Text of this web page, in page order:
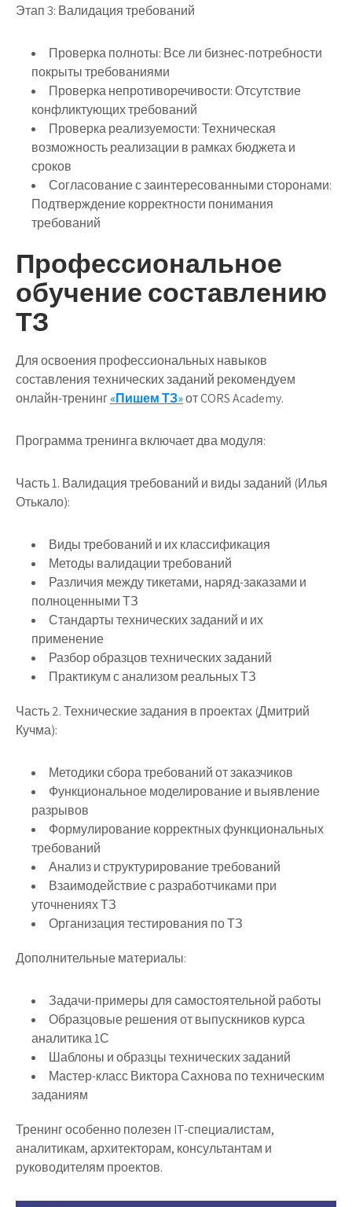
Этап 3: Валидация требований
Проверка полноты: Все ли бизнес-потребности
покрыты требованиями
Проверка непротиворечивости: Отсутствие
конфликтующих требований
Проверка реализуемости: Техническая
возможность реализации в рамках бюджета и
сроков
Согласование с заинтересованными сторонами:
Подтверждение корректности понимания
требований
Профессиональное
обучение составлению
ТЗ
Для освоения профессиональных навыков
составления технических заданий рекомендуем
онлайн-тренинг«Пишем ТЗ»от CORS Academy.
Программа тренинга включает два модуля:
Часть 1. Валидация требований и виды заданий (Илья
Отькало):
Виды требований и их классификация
Методы валидации требований
Различия между тикетами, наряд-заказами и
полноценными ТЗ
Стандарты технических заданий и их
применение
Разбор образцов технических заданий
Практикум с анализом реальных ТЗ
Часть 2. Технические задания в проектах (Дмитрий
Кучма):
Методики сбора требований от заказчиков
Функциональное моделирование и выявление
разрывов
Формулирование корректных функциональных
требований
Анализ и структурирование требований
Взаимодействие с разработчиками при
уточнениях ТЗ
Организация тестирования по ТЗ
Дополнительные материалы:
Задачи-примеры для самостоятельной работы
Образцовые решения от выпускников курса
аналитика 1С
Шаблоны и образцы технических заданий
Мастер-класс Виктора Сахнова по техническим
заданиям
Тренинг особенно полезен IT-специалистам,
аналитикам, архитекторам, консультантам и
руководителям проектов.